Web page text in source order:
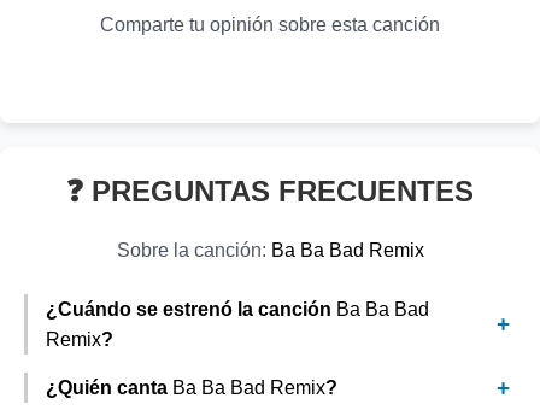
👁️ 679 vistasComparte tu opinión sobre esta canción
❓ PREGUNTAS FRECUENTES
Sobre la canción: Ba Ba Bad Remix
¿Cuándo se estrenó la canción Ba Ba Bad
Remix?
¿Quién canta Ba Ba Bad Remix?